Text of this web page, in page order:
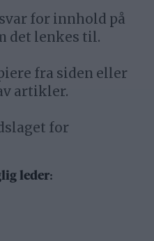
for innhold på
det lenkes til.
fra siden eller
artikler.
for
leder: